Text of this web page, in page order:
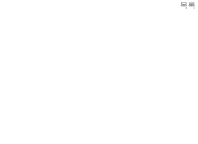
목록